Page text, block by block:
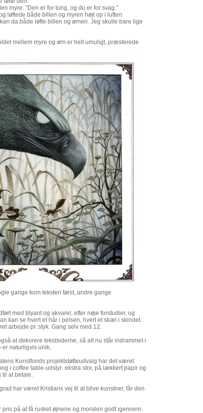
myre. ”Den er for tung, og du er for svag.”
løftede både billen og myren højt op i luften.
kan da både løfte billen og ørnen. Jeg skulle bare lige
mellem myre og ørn er helt umuligt, præsterede
gange kom teksten først, andre gange
med blyant og akvarel, efter nøje forstudier, og
kan se hvert et hår i pelsen, hvert et skæl i skindet.
arbejde pr. styk. Gang selv med 12.
at dekorere tekstsiderne, så alt nu står indrammet i
er naturligvis unik.
Kunstfonds projektstøtteudvalg har det været
i coffee table-udstyr: ekstra stor, på lækkert papir og
til at betale.
har været Kristians vej til at blive kunstner, får den
på at få rusket øjnene og moralen godt igennem.